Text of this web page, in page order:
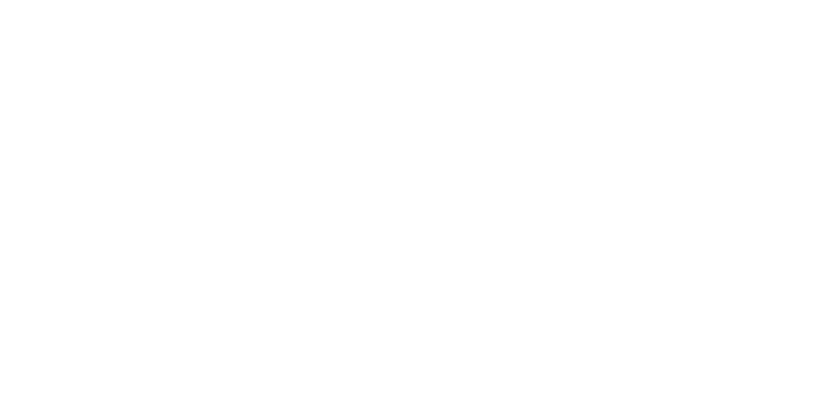
de confidentialité, en garantissant la conformité avec les réglementations. Personnalisez vos préférences pour